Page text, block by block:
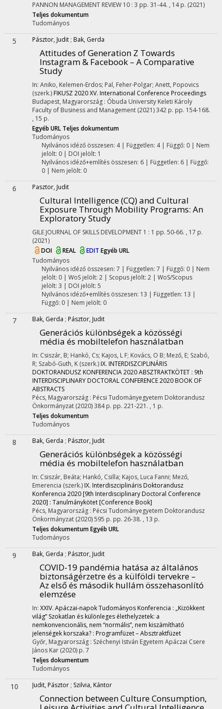
PANNON MANAGEMENT REVIEW 10 : 3 pp. 31-44. , 14 p. (2021)
Teljes dokumentum
Tudományos
5 Pásztor, Judit ; Bak, Gerda
Attitudes of Generation Z Towards
Instagram & Facebook – A Comparative
Study
In: Aniko, Kelemen-Erdos; Pal, Feher-Polgar; Anett, Popovics
(szerk.) FIKUSZ 2020 XV. International Conference Proceedings
Budapest, Magyarország : Óbuda University Keleti Károly
Faculty of Business and Management (2021)342 p. pp. 154-168.
, 15 p.
Egyéb URL Teljes dokumentum
Tudományos
Nyilvános idéző összesen: 4| Független: 4 | Függő: 0 | Nem
jelölt: 0 | DOI jelölt: 1
Nyilvános idéző+említés összesen: 6| Független: 6 | Függő:
0 | Nem jelölt: 0
6 Pasztor, Judit
Cultural Intelligence (CQ) and Cultural
Exposure Through Mobility Programs: An
Exploratory Study
GILE JOURNAL OF SKILLS DEVELOPMENT 1 : 1 pp. 50-66. , 17 p.
(2021)
DOI
REAL EDIT Egyéb URL
Tudományos
Nyilvános idéző összesen: 7 | Független: 7 | Függő: 0 | Nem
jelölt: 0 | WoS jelölt: 2 | Scopus jelölt: 2 | WoS/Scopus
jelölt: 3 | DOI jelölt: 5
Nyilvános idéző+említés összesen: 13 | Független: 13 |
Függő: 0 | Nem jelölt: 0
7 Bak, Gerda ; Pásztor, Judit
Generációs különbségek a közösségi
média és mobiltelefon használatban
In: Csiszár, B; Hankó, Cs; Kajos, L F; Kovács, O B; Mező, E; Szabó,
R; Szabó-Guth, K (szerk.) IX. INTERDISZCIPLINÁRIS
DOKTORANDUSZ KONFERENCIA 2020 ABSZTRAKTKÖTET : 9th
INTERDISCIPLINARY DOCTORAL CONFERENCE 2020 BOOK OF
ABSTRACTS
Pécs, Magyarország : Pécsi Tudományegyetem Doktorandusz
Önkormányzat (2020)384 p. pp. 221-221. , 1 p.
Teljes dokumentum
Tudományos
8 Bak, Gerda ; Pásztor, Judit
Generációs különbségek a közösségi
média és mobiltelefon használatban
In: Csiszár, Beáta; Hankó, Csilla; Kajos, Luca Fanni; Mező,
Emerencia (szerk.) IX. Interdiszciplináris Doktorandusz
Konferencia 2020 [9th Interdisciplinary Doctoral Conference
2020] : Tanulmánykötet [Conference Book]
Pécs, Magyarország : Pécsi Tudományegyetem Doktorandusz
Önkormányzat (2020)595 p. pp. 26-38. , 13 p.
Teljes dokumentumEgyéb URL
Tudományos
9 Bak, Gerda ; Pásztor, Judit
COVID-19 pandémia hatása az általános
biztonságérzetre és a külföldi tervekre –
Az első és második hullám összehasonlító
elemzése
In: XXIV. Apáczai-napok Tudományos Konferencia : „Kizökkent
világ” Szokatlan és különleges élethelyzetek: a
nemkonvencionális, nem “normális”, nem kiszámítható
jelenségek korszaka? : Programfüzet – Absztraktfüzet
Győr, Magyarország : Széchenyi István Egyetem Apáczai Csere
János Kar (2020) p. 7
Teljes dokumentum
Tudományos
10 Judit, Pásztor ; Szilvia, Kántor
Connection between Culture Consumption,